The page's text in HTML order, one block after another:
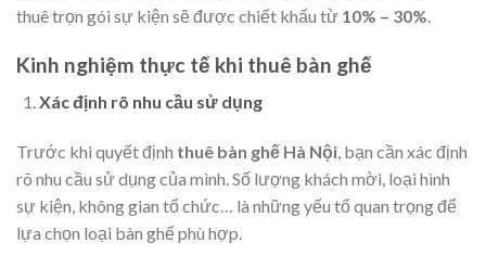
thuê trọn gói sự kiện sẽ được chiết khấu từ 10% – 30%.
Kinh nghiệm thực tế khi thuê bàn ghế
Xác định rõ nhu cầu sử dụng
Trước khi quyết định thuê bàn ghế Hà Nội, bạn cần xác định
rõ nhu cầu sử dụng của mình. Số lượng khách mời, loại hình
sự kiện, không gian tổ chức… là những yếu tố quan trọng để
lựa chọn loại bàn ghế phù hợp.